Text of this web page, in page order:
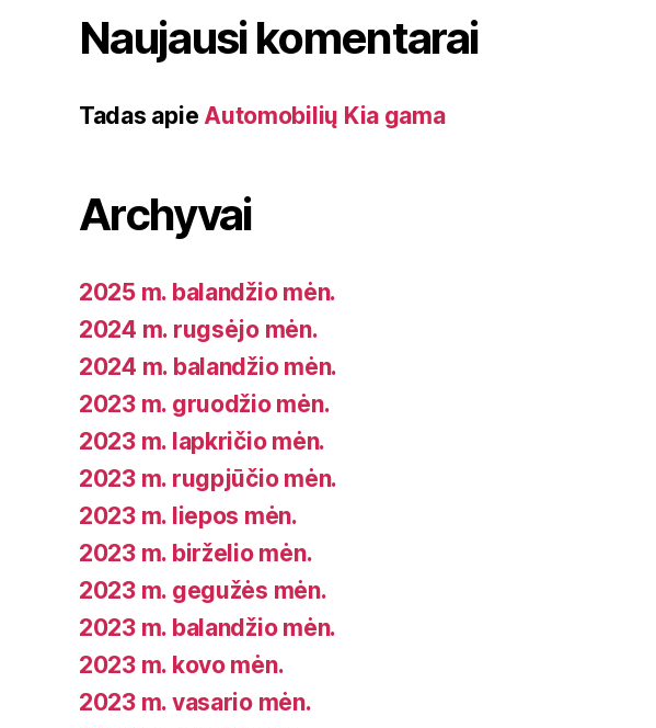
Naujausi komentarai
Tadas apie Automobilių Kia gama
Archyvai
2025 m. balandžio mėn.
2024 m. rugsėjo mėn.
2024 m. balandžio mėn.
2023 m. gruodžio mėn.
2023 m. lapkričio mėn.
2023 m. rugpjūčio mėn.
2023 m. liepos mėn.
2023 m. birželio mėn.
2023 m. gegužės mėn.
2023 m. balandžio mėn.
2023 m. kovo mėn.
2023 m. vasario mėn.